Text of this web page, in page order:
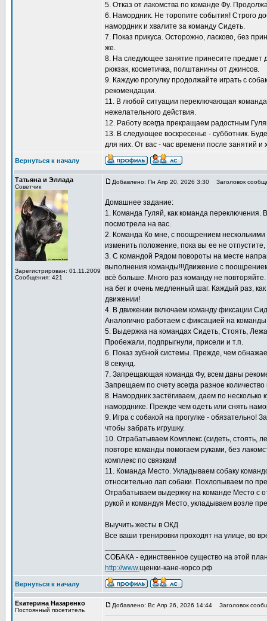
5. Отказ от лакомства по команде Фу.
6. Намордник. Не торопите события! Строго
намордник и хвалите за команду Сидеть.
7. Показ прикуса. Осторожно, ласково, без
же.
8. На следующее занятие принесите предмет
рюкзак, косметичка, полштанины от джинсов.
9. Каждую прогулку продолжайте играть с
рекомендации.
11. В любой ситуации переключающая
нежелательного действия.
12. Работу всегда прекращаем радостным
13. В следующее воскресенье - субботник.
для них. От вас - час времени после занятий
Вернуться к началу
Татьяна и Эллада
Советчик
Зарегистрирован: 01.11.2009
Сообщения: 421
Добавлено: Пн Апр 20, 2026 3:30 Заголовок
Домашнее задание:
1. Команда Гуляй, как команда переключения.
посмотрела на вас.
2. Команда Ко мне, с поощрением несколькими
изменить положение, пока вы ее не
3. С командой Рядом повороты на месте
выполнения команды!!!Движение с
всё больше. Много раз команду не
на бег и очень медленный шаг. Каждый раз,
движении!
4. В движении включаем команду фиксации
Аналогично работаем с фиксацией на
5. Выдержка на командах Сидеть, Стоять,
Пробежали, подпрыгнули, присели и т.п.
6. Показ зубной системы. Прежде, чем
8 секунд.
7. Запрещающая команда Фу, всем даны
Запрещаем по счету всегда разное
8. Намордник застёгиваем, даем по несколько
наморднике. Прежде чем одеть или снять
9. Игра с собакой на прогулке - обязательно!
чтобы забрать игрушку.
10. Отрабатываем Комплекс (сидеть, стоять,
повторе команды помогаем руками, без
комплекс по связкам!
11. Команда Место. Укладываем собаку
относительно лап собаки. Похлопываем по
Отрабатываем выдержку на команде Место с
рукой и командуя Место, укладываем возле
Выучить жесты в ОКД
Все ваши тренировки проходят на улице, во
СОБАКА - единственное существо на этой
http://www.щенки-кане-корсо.рф
Вернуться к началу
Екатерина Назаренко
Постоянный посетитель
Добавлено: Вс Апр 26, 2026 14:44 Заголовок